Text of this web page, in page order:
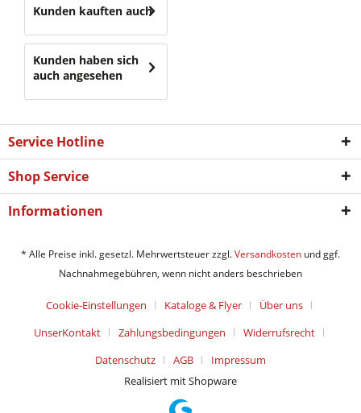
Kunden kauften auch
Kunden haben sich
auch angesehen
Service Hotline
Shop Service
Informationen
* Alle Preise inkl. gesetzl. Mehrwertsteuer zzgl.Versandkosten und ggf.
Nachnahmegebühren, wenn nicht anders beschrieben
Cookie-Einstellungen Kataloge & Flyer
Über uns
UnserKontakt
Zahlungsbedingungen
Widerrufsrecht
Datenschutz
AGB
Impressum
Realisiert mit Shopware